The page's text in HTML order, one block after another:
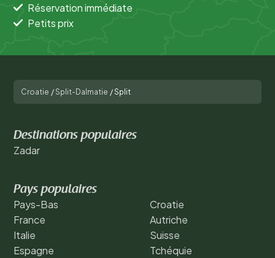
Réservation immédiate
Petits prix
Croatie /Split-Dalmatie /Split
Destinations populaires
Zadar
Pays populaires
Pays-Bas
France
Italie
Espagne
Croatie
Autriche
Suisse
Tchéquie